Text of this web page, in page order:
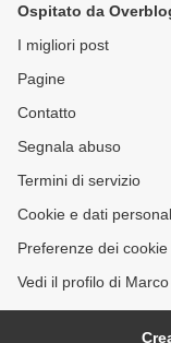
Ospitato da
I migliori post
Pagine
Contatto
Segnala abuso
Termini di servizio
Cookie e dati
Preferenze dei cookie
Vedi il profilo di